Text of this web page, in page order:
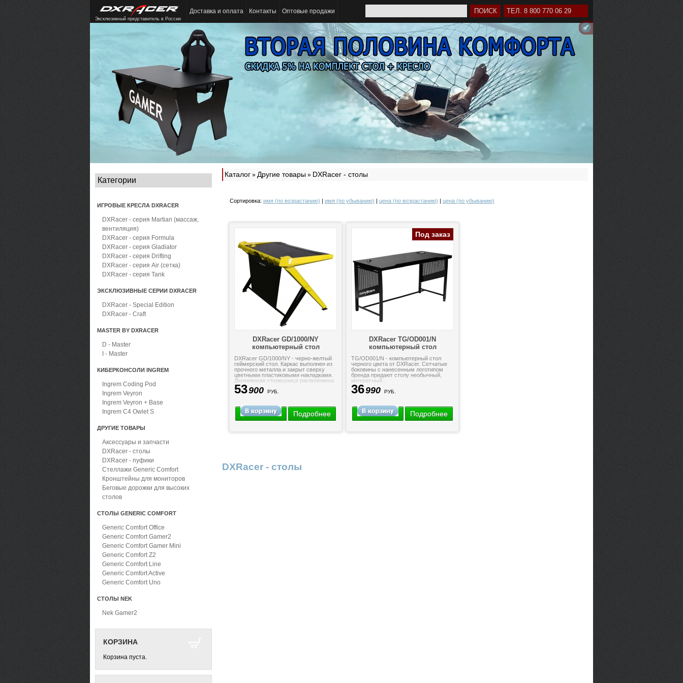
ТЕЛ. 8 800 770 06 29
Эксклюзивный представитель в России
Доставка и оплата Контакты Оптовые продажи
Категории
ИГРОВЫЕ КРЕСЛА DXRACER
DXRacer - серия Martian (массаж,
вентиляция)
DXRacer - серия Formula
DXRacer - серия Gladiator
DXRacer - серия Drifting
DXRacer - серия Air (сетка)
DXRacer - серия Tank
ЭКСКЛЮЗИВНЫЕ СЕРИИ DXRACER
DXRacer - Special Edition
DXRacer - Craft
MASTER BY DXRACER
D - Master
I - Master
КИБЕРКОНСОЛИ INGREM
Ingrem Coding Pod
Ingrem Veyron
Ingrem Veyron + Base
Ingrem C4 Owlet S
ДРУГИЕ ТОВАРЫ
Аксессуары и запчасти
DXRacer - столы
DXRacer - пуфики
Стеллажи Generic Comfort
Кронштейны для мониторов
Беговые дорожки для высоких
столов
СТОЛЫ GENERIC COMFORT
Generic Comfort Office
Generic Comfort Gamer2
Generic Comfort Gamer Mini
Generic Comfort Z2
Generic Comfort Line
Generic Comfort Active
Generic Comfort Uno
СТОЛЫ NEK
Nek Gamer2
КОРЗИНА
Корзина пуста.
Каталог » Другие товары » DXRacer - столы
Сортировка: имя (по возрастанию) | имя (по убыванию) | цена (по возрастанию) | цена (по убыванию)
DXRacer GD/1000/NY
компьютерный стол
DXRacer GD/1000/NY - черно-желтый
геймерский стол. Каркас выполнен из
прочного металла и закрыт сверху
цветными пластиковыми накладками.
Деревянная столешница расположена
под небольшим углом (10...
53900 РУБ.
Подробнее
Под заказ
DXRacer TG/OD001/N
компьютерный стол
TG/OD001/N - компьютерный стол
черного цвета от DXRacer. Cетчатые
боковины с нанесенным логотипом
бренда придают столу необычный,
интересный...
36990 РУБ.
Подробнее
DXRacer - столы